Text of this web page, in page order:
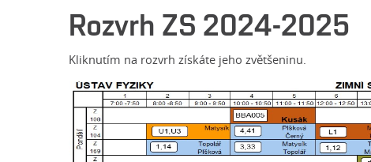
Rozvrh ZS 2024-2025
Kliknutím na rozvrh získáte jeho zvětšeninu.